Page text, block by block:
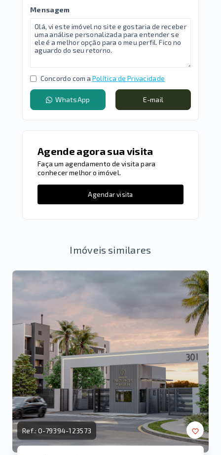
Mensagem
Concordo com a Política de Privacidade
WhatsApp E-mail
Agende agora sua visita
Faça um agendamento de visita para
conhecer melhor o imóvel.
Agendar visita
Imóveis similares
Ref.:O-79394-123573